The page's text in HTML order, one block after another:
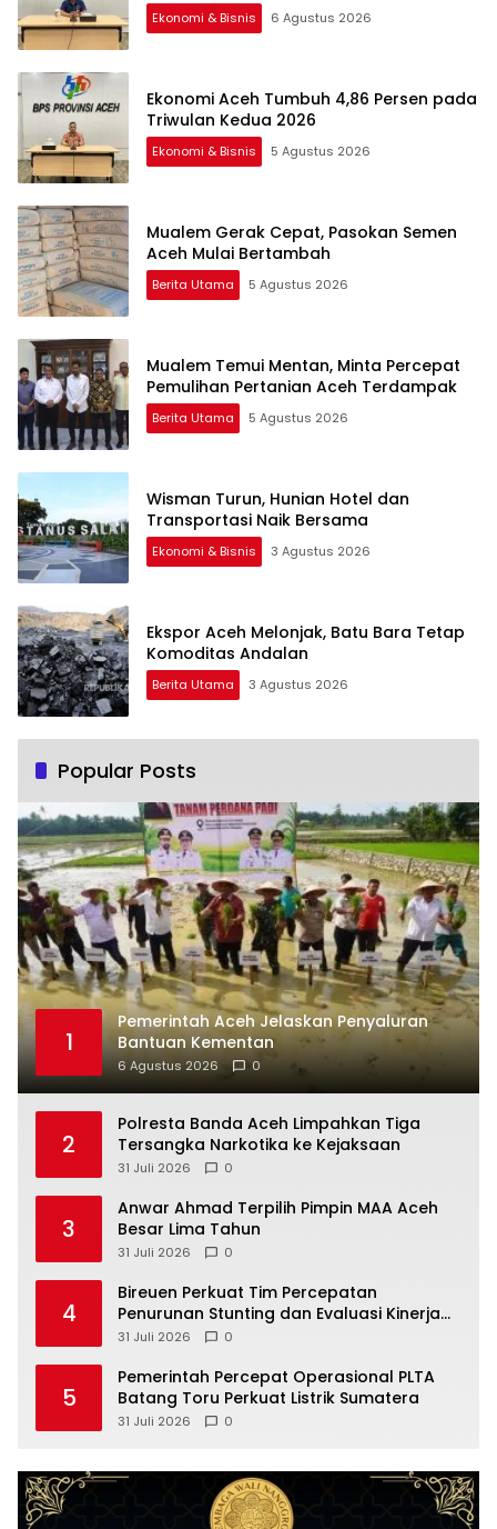
Ekonomi & Bisnis 6 Agustus 2026
Ekonomi Aceh Tumbuh 4,86 Persen pada
Triwulan Kedua 2026
Ekonomi & Bisnis 5 Agustus 2026
Mualem Gerak Cepat, Pasokan Semen
Aceh Mulai Bertambah
Berita Utama 5 Agustus 2026
Mualem Temui Mentan, Minta Percepat
Pemulihan Pertanian Aceh Terdampak
Berita Utama 5 Agustus 2026
Wisman Turun, Hunian Hotel dan
Transportasi Naik Bersama
Ekonomi & Bisnis 3 Agustus 2026
Ekspor Aceh Melonjak, Batu Bara Tetap
Komoditas Andalan
Berita Utama 3 Agustus 2026
Popular Posts
1
Pemerintah Aceh Jelaskan Penyaluran
Bantuan Kementan
6 Agustus 2026 0
2
Polresta Banda Aceh Limpahkan Tiga
Tersangka Narkotika ke Kejaksaan
31 Juli 2026 0
3
Anwar Ahmad Terpilih Pimpin MAA Aceh
Besar Lima Tahun
31 Juli 2026 0
4
Bireuen Perkuat Tim Percepatan
Penurunan Stunting dan Evaluasi Kinerja
Desa
31 Juli 2026 0
5
Pemerintah Percepat Operasional PLTA
Batang Toru Perkuat Listrik Sumatera
31 Juli 2026 0